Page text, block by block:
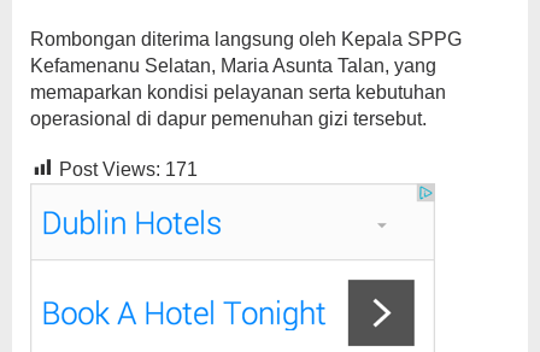
Rombongan diterima langsung oleh Kepala SPPG
Kefamenanu Selatan, Maria Asunta Talan, yang
memaparkan kondisi pelayanan serta kebutuhan
operasional di dapur pemenuhan gizi tersebut.
Post Views: 171